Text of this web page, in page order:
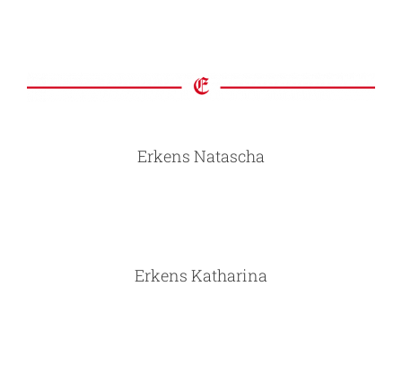
Erkens Natascha
Erkens Katharina